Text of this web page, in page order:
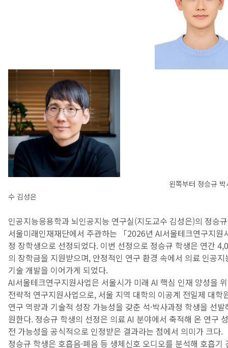
왼쪽부터 정승규
수 김성은
인공지능응용학과 뇌인공지능 연구실(지도교수 김성은)의 정승
서울미래인재재단에서 주관하는 「2026년 AI서울테크연구지원
정 장학생으로 선정되었다. 이번 선정으로 정승규 학생은 연간
의 장학금을 지원받으며, 안정적인 연구 환경 속에서 의료 인공
기술 개발을 이어가게 되었다.
AI서울테크연구지원사업은 서울시가 미래 AI 핵심 인재 양성을
전략적 연구지원사업으로, 서울 지역 대학의 이공계 전일제 대학
연구 역량과 기술적 성장 가능성을 갖춘 석·박사과정 학생을 선
원한다. 정승규 학생의 선정은 의료 AI 분야에서 축적해 온 연구
전 가능성을 공식적으로 인정받은 결과라는 점에서 의미가 크다.
정승규 학생은 호흡음·폐음 등 생체신호 오디오를 분석해 호흡기